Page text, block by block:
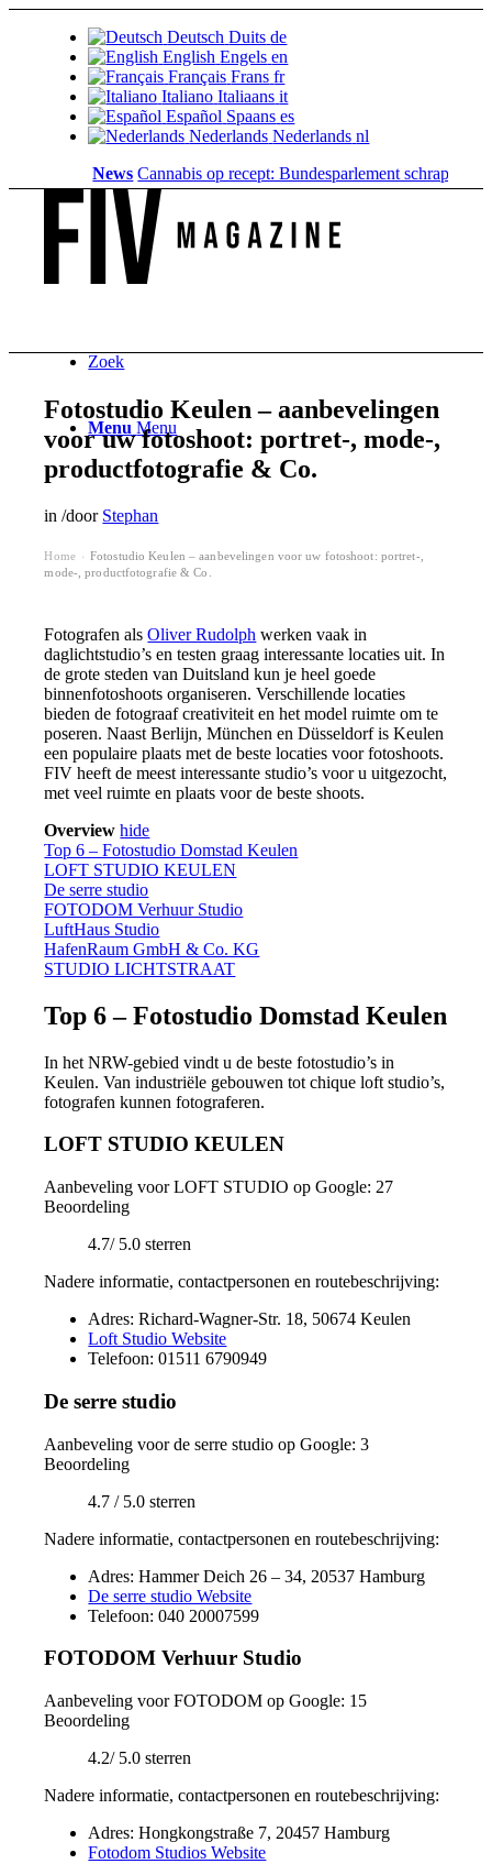
Deutsch Duits de
English Engels en
Français Frans fr
Italiano Italiaans it
Español Spaans es
Nederlands Nederlands nl
News Cannabis op recept: Bundesparlement schrapt de
Zoek
Menu Menu
Fotostudio Keulen – aanbevelingen
voor uw fotoshoot: portret-, mode-,
productfotografie & Co.
in/door Stephan
Home
Fotostudio Keulen – aanbevelingen voor uw fotoshoot: portret-,
mode-, productfotografie & Co.
Fotografen alsOliver Rudolph werken vaak in
daglichtstudio’s en testen graag interessante locaties uit. In
de grote steden van Duitsland kun je heel goede
binnenfotoshoots organiseren. Verschillende locaties
bieden de fotograaf creativiteit en het model ruimte om te
poseren. Naast Berlijn, München en Düsseldorf is Keulen
een populaire plaats met de beste locaties voor fotoshoots.
FIV heeft de meest interessante studio’s voor u uitgezocht,
met veel ruimte en plaats voor de beste shoots.
Overview hide
Top 6 – Fotostudio Domstad Keulen
LOFT STUDIO KEULEN
De serre studio
FOTODOM Verhuur Studio
LuftHaus Studio
HafenRaum GmbH & Co. KG
STUDIO LICHTSTRAAT
Top 6 – Fotostudio Domstad Keulen
In het NRW-gebied vindt u de beste fotostudio’s in
Keulen. Van industriële gebouwen tot chique loft studio’s,
fotografen kunnen fotograferen.
LOFT STUDIO KEULEN
Aanbeveling voor LOFT STUDIO op Google: 27
Beoordeling
4.7/ 5.0 sterren
Nadere informatie, contactpersonen en routebeschrijving:
Adres: Richard-Wagner-Str. 18, 50674 Keulen
Loft Studio Website
Telefoon: 01511 6790949
De serre studio
Aanbeveling voor de serre studio op Google: 3
Beoordeling
4.7 / 5.0 sterren
Nadere informatie, contactpersonen en routebeschrijving:
Adres: Hammer Deich 26 – 34, 20537 Hamburg
De serre studio Website
Telefoon: 040 20007599
FOTODOM Verhuur Studio
Aanbeveling voor FOTODOM op Google: 15
Beoordeling
4.2/ 5.0 sterren
Nadere informatie, contactpersonen en routebeschrijving:
Adres: Hongkongstraße 7, 20457 Hamburg
Fotodom Studios Website